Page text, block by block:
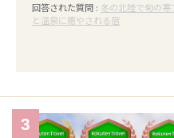
回答された質問 : 冬の北陸で旬の
と温泉に癒やされる宿
3